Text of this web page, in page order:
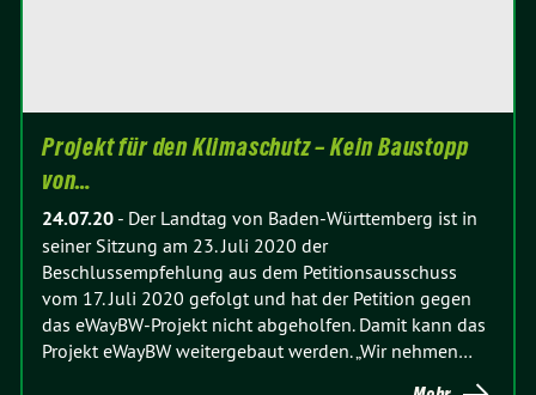
Projekt für den Klimaschutz – Kein Baustopp
von…
24.07.20 - Der Landtag von Baden-Württemberg ist in
seiner Sitzung am 23. Juli 2020 der
Beschlussempfehlung aus dem Petitionsausschuss
vom 17. Juli 2020 gefolgt und hat der Petition gegen
das eWayBW-Projekt nicht abgeholfen. Damit kann das
Projekt eWayBW weitergebaut werden. „Wir nehmen…